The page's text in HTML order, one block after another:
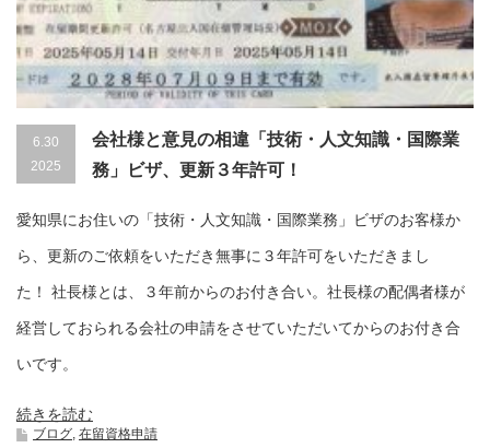
6.30
2025
会社様と意見の相違「技術・人文知識・国際業
務」ビザ、更新３年許可！
愛知県にお住いの「技術・人文知識・国際業務」ビザのお客様か
ら、更新のご依頼をいただき無事に３年許可をいただきまし
た！ 社長様とは、３年前からのお付き合い。社長様の配偶者様が
経営しておられる会社の申請をさせていただいてからのお付き合
いです。
続きを読む
ブログ 在留資格申請